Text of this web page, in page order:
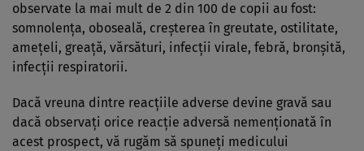
observate la mai mult de 2 din 100 de copii au fost:
somnolenţa, oboseală, creşterea în greutate, ostilitate,
ameţeli, greaţă, vărsături, infecţii virale, febră, bronşită,
infecţii respiratorii.
Dacă vreuna dintre reacţiile adverse devine gravă sau
dacă observaţi orice reacţie adversă nemenţionată în
acest prospect, vă rugăm să spuneţi medicului